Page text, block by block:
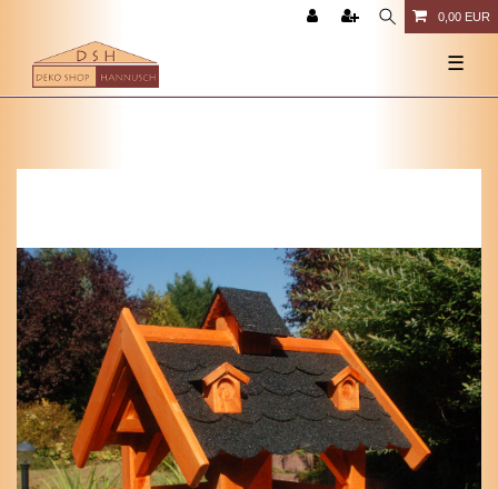
0,00 EUR
☰